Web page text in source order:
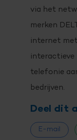
Deel dit
E-mail
via het
merken
internet
interactieve
telefonie
bedrijven.